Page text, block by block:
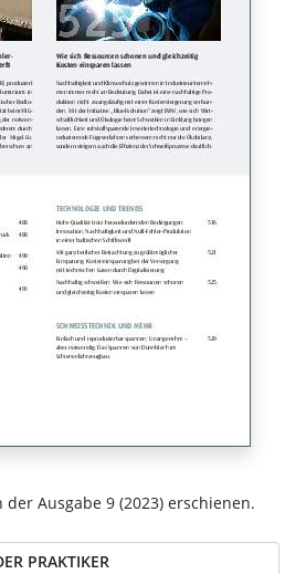
Ausgabe 9 (2023) erschienen.
PRAKTIKER